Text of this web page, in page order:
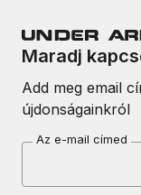
Maradj
Add meg email
újdonságainkról
Az e-mail címed